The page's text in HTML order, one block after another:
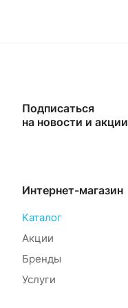
Подписаться
на новости и акции
Интернет-магазин
Каталог
Акции
Бренды
Услуги